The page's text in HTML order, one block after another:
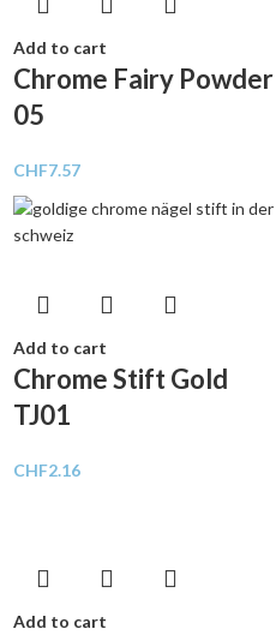
Add to cart
Chrome Fairy Powder
05
CHF7.57
Add to cart
Chrome Stift Gold
TJ01
CHF2.16
Add to cart